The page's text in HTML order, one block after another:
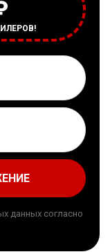
данных согласно